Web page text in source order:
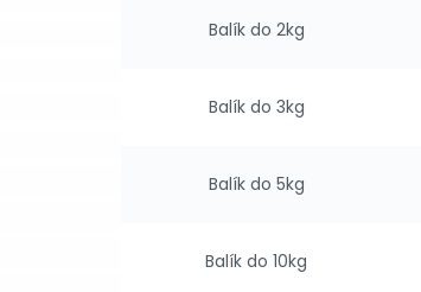
Balík do 2kg
Balík do 3kg
Balík do 5kg
Balík do 10kg